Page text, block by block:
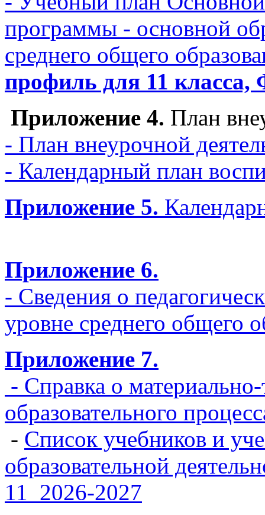
программы - основной
среднего общего
профиль для 11
Приложение 4. План
- План внеурочной
- Календарный план
Приложение 5.
Приложение 6.
- Сведения о
уровне среднего общего
Приложение 7.
- Справка о
образовательного
- Список учебников и
образовательной
11_2026-2027